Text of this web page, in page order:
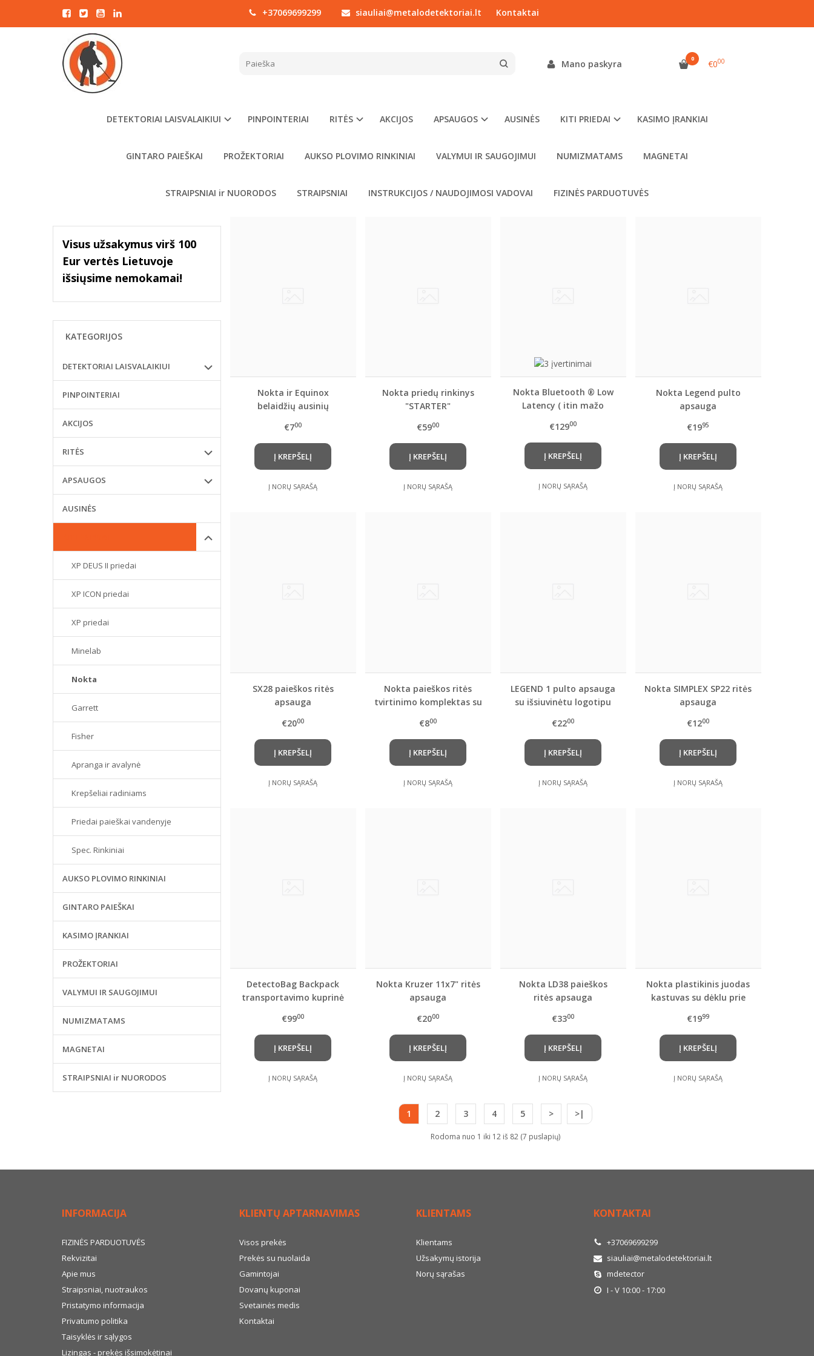
+37069699299 siauliai@metalodetektoriai.lt Kontaktai
Mano paskyra 0 €000
DETEKTORIAI LAISVALAIKIUI PINPOINTERIAI RITĖS AKCIJOS APSAUGOS AUSINĖS KITI PRIEDAI KASIMO ĮRANKIAI
GINTARO PAIEŠKAI PROŽEKTORIAI AUKSO PLOVIMO RINKINIAI VALYMUI IR SAUGOJIMUI NUMIZMATAMS MAGNETAI
STRAIPSNIAI ir NUORODOS STRAIPSNIAI INSTRUKCIJOS / NAUDOJIMOSI VADOVAI FIZINĖS PARDUOTUVĖS
NOKTA
Nokta priedai ir atsarginės detalės – pulto apsaugos Legend ir Simplex modeliams, ričių apsaugos SP22, SX28, LD38 ir Kruzer ritėms,
ritės tvirtinimo komplektai, ausinių pagalvėlės ir priedų rinkinys STARTER. Apsaugos saugo pultą bei ritę nuo įbrėžimų ir dilimo
Nokta ir Equinox
belaidžių ausinių
€700
Į KREPŠELĮ
Į NORŲ SĄRAŠĄ
Nokta priedų rinkinys
"STARTER"
€5900
Į KREPŠELĮ
Į NORŲ SĄRAŠĄ
Nokta Bluetooth ® Low
Latency ( itin mažo
ausinės
€12900
Į KREPŠELĮ
Į NORŲ SĄRAŠĄ
Nokta Legend pulto
apsauga
€1995
Į KREPŠELĮ
Į NORŲ SĄRAŠĄ
SX28 paieškos ritės
apsauga
€2000
Į KREPŠELĮ
Į NORŲ SĄRAŠĄ
Nokta paieškos ritės
tvirtinimo komplektas su
KR ritėms)
€800
Į KREPŠELĮ
Į NORŲ SĄRAŠĄ
LEGEND 1 pulto apsauga
su išsiuvinėtu logotipu
€2200
Į KREPŠELĮ
Į NORŲ SĄRAŠĄ
Nokta SIMPLEX SP22 ritės
apsauga
€1200
Į KREPŠELĮ
Į NORŲ SĄRAŠĄ
DetectoBag Backpack
transportavimo kuprinė
€9900
Į KREPŠELĮ
Į NORŲ SĄRAŠĄ
Nokta Kruzer 11x7" ritės
apsauga
€2000
Į KREPŠELĮ
Į NORŲ SĄRAŠĄ
Nokta LD38 paieškos
ritės apsauga
€3300
Į KREPŠELĮ
Į NORŲ SĄRAŠĄ
Nokta plastikinis juodas
kastuvas su dėklu prie
€1999
Į KREPŠELĮ
Į NORŲ SĄRAŠĄ
1 2 3 4 5 > >|
Rodoma nuo 1 iki 12 iš 82 (7 puslapių)
FILTRAVIMAS
Kaina
€
Visus užsakymus virš 100
Eur vertės Lietuvoje
išsiųsime nemokamai!
KATEGORIJOS
DETEKTORIAI LAISVALAIKIUI
PINPOINTERIAI
AKCIJOS
RITĖS
APSAUGOS
AUSINĖS
XP DEUS II priedai
XP ICON priedai
XP priedai
Minelab
Nokta
Garrett
Fisher
Apranga ir avalynė
Krepšeliai radiniams
Priedai paieškai vandenyje
Spec. Rinkiniai
AUKSO PLOVIMO RINKINIAI
GINTARO PAIEŠKAI
KASIMO ĮRANKIAI
PROŽEKTORIAI
VALYMUI IR SAUGOJIMUI
NUMIZMATAMS
MAGNETAI
STRAIPSNIAI ir NUORODOS
INFORMACIJA
FIZINĖS PARDUOTUVĖS
Rekvizitai
Apie mus
Straipsniai, nuotraukos
Pristatymo informacija
Privatumo politika
Taisyklės ir sąlygos
Lizingas - prekės išsimokėtinai
KLIENTŲ APTARNAVIMAS
Visos prekės
Prekės su nuolaida
Gamintojai
Dovanų kuponai
Svetainės medis
Kontaktai
KLIENTAMS
Klientams
Užsakymų istorija
Norų sąrašas
KONTAKTAI
+37069699299
siauliai@metalodetektoriai.lt
mdetector
I - V 10:00 - 17:00